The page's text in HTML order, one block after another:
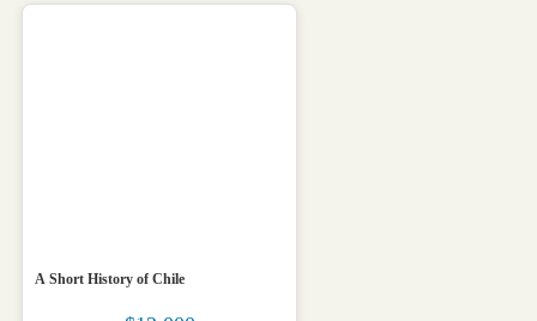
A Short History of Chile